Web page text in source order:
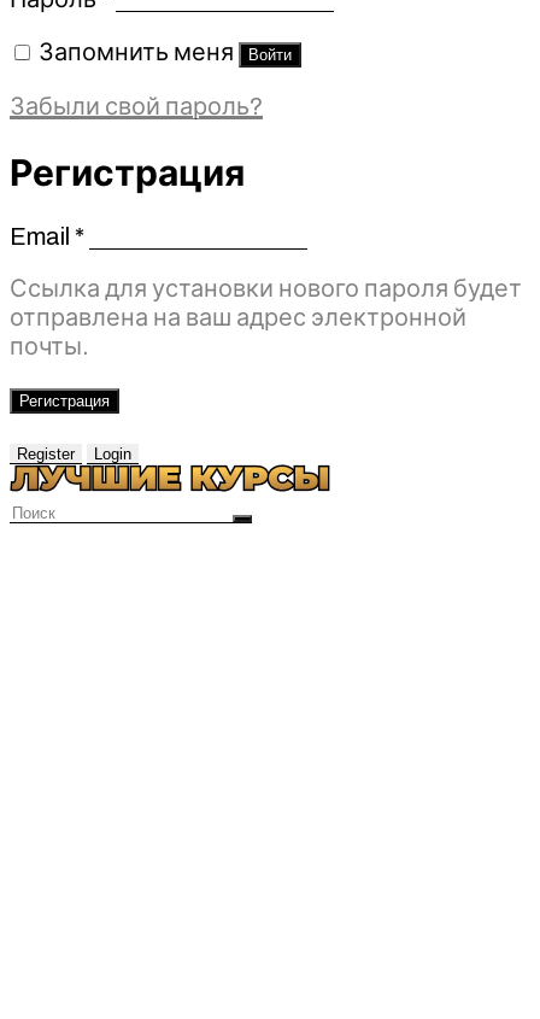
Запомнить меня Войти
Забыли свой пароль?
Регистрация
Email *Обязательно
Ссылка для установки нового пароля будет
отправлена ​​на ваш адрес электронной
почты.
Регистрация
Register Login